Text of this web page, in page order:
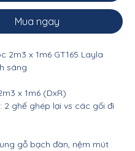
Mua ngay
2m3 x 1m6 GT165 Layla
sáng
x 1m6 (DxR)
2 ghế ghép lại vs các gối đi
gỗ bạch đàn, nệm mút